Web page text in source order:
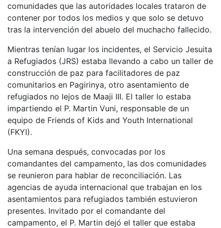
comunidades que las autoridades locales trataron de
contener por todos los medios y que solo se detuvo
tras la intervención del abuelo del muchacho fallecido.
Mientras tenían lugar los incidentes, el Servicio Jesuita
a Refugiados (JRS) estaba llevando a cabo un taller de
construcción de paz para facilitadores de paz
comunitarios en Pagirinya, otro asentamiento de
refugiados no lejos de Maaji III. El taller lo estaba
impartiendo el P. Martin Vuni, responsable de un
equipo de Friends of Kids and Youth International
(FKYI).
Una semana después, convocadas por los
comandantes del campamento, las dos comunidades
se reunieron para hablar de reconciliación. Las
agencias de ayuda internacional que trabajan en los
asentamientos para refugiados también estuvieron
presentes. Invitado por el comandante del
campamento, el P. Martin dejó el taller que estaba